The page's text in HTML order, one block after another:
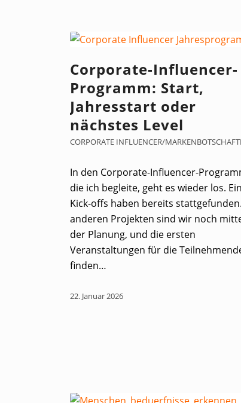
Corporate-Influencer-
Programm: Start,
Jahresstart oder
nächstes Level
CORPORATE INFLUENCER/
In den Corporate-Influencer-
die ich begleite, geht es wieder los.
Kick-offs haben bereits
anderen Projekten sind wir noch
der Planung, und die ersten
Veranstaltungen für die
finden…
22. Januar 2026